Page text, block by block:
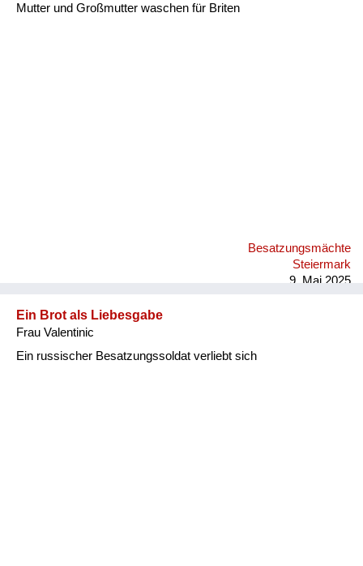
Mutter und Großmutter waschen für Briten
Besatzungsmächte
Steiermark
9. Mai 2025
Ein Brot als Liebesgabe
Frau Valentinic
Ein russischer Besatzungssoldat verliebt sich